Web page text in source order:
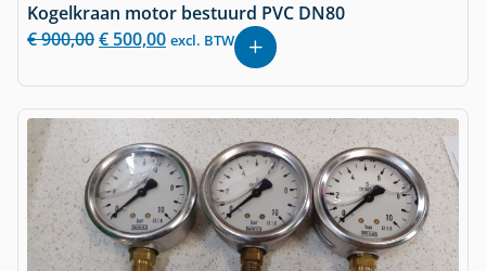
Kogelkraan motor bestuurd PVC DN80
€900,00€500,00 excl. BTW